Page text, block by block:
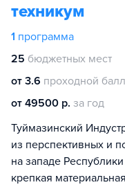
техникум
1 программа
25 бюджетных мест
от 3.6 проходной балл
от 49500 р. за год
Туймазинский
из перспективных и
на западе
крепкая